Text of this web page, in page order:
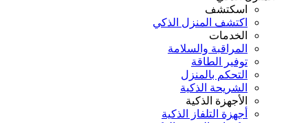
اسكتشف
اكتشف المنزل الذكي
الخدمات
المراقبة والسلامة
توفير الطاقة
التحكم بالمنزل
الشريحة الذكية
الأجهزة الذكية
أجهزة التلفاز الذكية